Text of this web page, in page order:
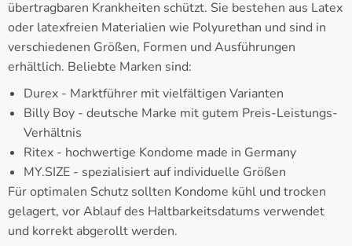
übertragbaren Krankheiten schützt. Sie bestehen aus Latex
oder latexfreien Materialien wie Polyurethan und sind in
verschiedenen Größen, Formen und Ausführungen
erhältlich. Beliebte Marken sind:
Durex - Marktführer mit vielfältigen Varianten
Billy Boy - deutsche Marke mit gutem Preis-Leistungs-
Verhältnis
Ritex - hochwertige Kondome made in Germany
MY.SIZE - spezialisiert auf individuelle Größen
Für optimalen Schutz sollten Kondome kühl und trocken
gelagert, vor Ablauf des Haltbarkeitsdatums verwendet
und korrekt abgerollt werden.